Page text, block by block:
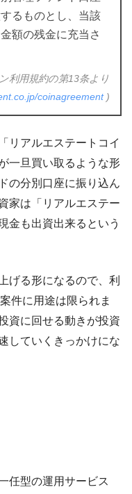
るものとし、当該
額の残金に充当さ
利用規約の第13条より
coinagreement)
リアルエステートコイ
一旦買い取るような形
の分別口座に振り込ん
家は「リアルエステー
金も出資出来るという
げる形になるので、利
件に用途は限られま
資に回せる動きが投資
していくきっかけにな
任型の運用サービス